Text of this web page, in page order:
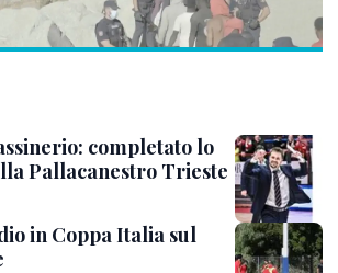
completato lo
Pallacanestro Trieste
in Coppa Italia sul